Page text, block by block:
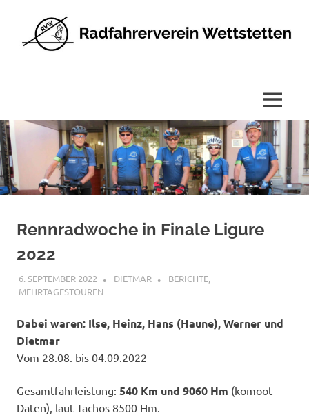
Zum
Inhalt
springen
MENÜ
Rennradwoche in Finale Ligure
2022
6. SEPTEMBER 2022 DIETMAR BERICHTE,
MEHRTAGESTOUREN
Dabei waren: Ilse, Heinz, Hans (Haune), Werner und
Dietmar
Vom 28.08. bis 04.09.2022
Gesamtfahrleistung: 540 Km und 9060 Hm (komoot
Daten), laut Tachos 8500 Hm.